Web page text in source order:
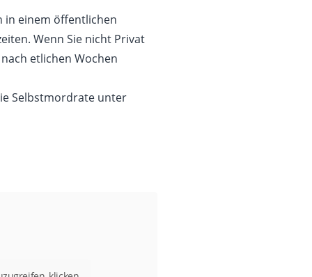
in einem öffentlichen
Wenn Sie nicht Privat
etlichen Wochen
Selbstmordrate unter